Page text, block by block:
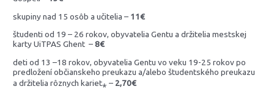
skupiny nad 15 osôb a učitelia – 11€
študenti od 19 – 26 rokov, obyvatelia Gentu a držitelia mestskej
karty UiTPAS Ghent –8€
deti od 13 –18 rokov, obyvatelia Gentu vo veku 19-25 rokov po
predložení občianskeho preukazu a/alebo študentského preukazu
a držitelia rôznych kariet⁎ – 2,70€